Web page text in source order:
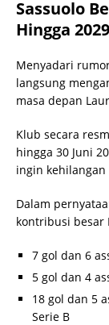
Sassuolo
Hingga 2029
Menyadari
langsung
masa depan
Klub secara
hingga 30 Juni
ingin
Dalam
kontribusi besar
7 gol dan 6
5 gol dan 4
18 gol dan 5
Serie B